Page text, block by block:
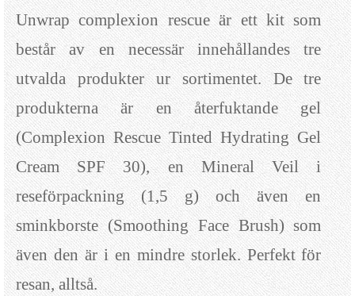
Unwrap complexion rescue är ett kit som
består av en necessär innehållandes tre
utvalda produkter ur sortimentet. De tre
produkterna är en återfuktande gel
(Complexion Rescue Tinted Hydrating Gel
Cream SPF 30), en Mineral Veil i
reseförpackning (1,5 g) och även en
sminkborste (Smoothing Face Brush) som
även den är i en mindre storlek. Perfekt för
resan, alltså.